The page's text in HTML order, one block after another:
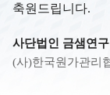
축원드립니다.
사단법인 금샘연구
(사)한국원가관리